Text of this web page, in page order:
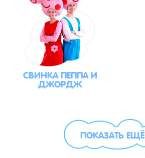
СВИНКА ПЕППА И
ДЖОРДЖ
ПОКАЗАТЬ ЕЩЁ